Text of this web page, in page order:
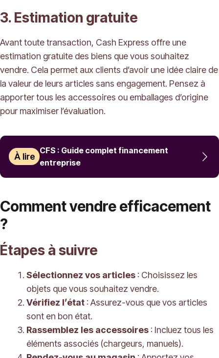
3. Estimation gratuite
Avant toute transaction, Cash Express offre une
estimation gratuite des biens que vous souhaitez
vendre. Cela permet aux clients d’avoir une idée claire de
la valeur de leurs articles sans engagement. Pensez à
apporter tous les accessoires ou emballages d’origine
pour maximiser l’évaluation.
À lire
CFS : Guide complet financement
entreprise
Comment vendre efficacement
?
Étapes à suivre
Sélectionnez vos articles : Choisissez les
objets que vous souhaitez vendre.
Vérifiez l’état : Assurez-vous que vos articles
sont en bon état.
Rassemblez les accessoires : Incluez tous les
éléments associés (chargeurs, manuels).